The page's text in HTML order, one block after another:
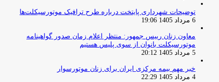
توضیحات شهرداری پایتخت درباره طرح ترافیک موتورسیکلت‌ها
6 مرداد 1405 19:06
معاون زنان رییس جمهور: منتظر اعلام زمان صدور گواهینامه
موتورسیکلت بانوان از سوی پلیس هستیم
5 مرداد 1405 20:12
خبر مهم بیمه مرکزی ایران برای زنان موتورسوار
4 مرداد 1405 22:29